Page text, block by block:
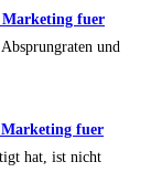
fuer
und
fuer
hat, ist nicht